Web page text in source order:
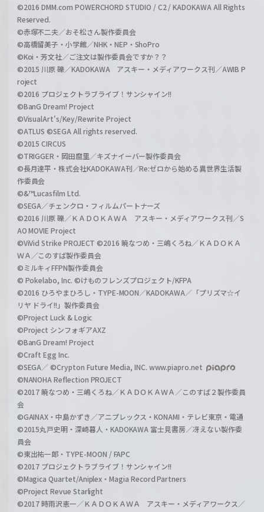
©2016 DMM.com POWERCHORD STUDIO / C2 / KADOKAWA All Rights
Reserved.
©赤塚不二夫／おそ松さん製作委員会
©高橋留美子・小学館／NHK・NEP・ShoPro
©Koi・芳文社／ご注文は製作委員会ですか？？
©2015 川原 礫／KADOKAWA アスキー・メディアワークス刊／AWIB P
roject
©2016 プロジェクトラブライブ！サンシャイン!!
©BanG Dream! Project
©VisualArt's/Key/Rewrite Project
©ATLUS ©SEGA All rights reserved.
©2015 CIRCUS
©TRIGGER・岡田麿里／キズナイーバー製作委員会
©長月達平・株式会社KADOKAWA刊／Re:ゼロから始める異世界生活製
作委員会
©&™Lucasfilm Ltd.
©SEGA／チェンクロ・フィルムパートナーズ
©2016 川原 礫／ＫＡＤＯＫＡＷＡ アスキー・メディアワークス刊／S
AO MOVIE Project
©ViVid Strike PROJECT ©2016 暁なつめ・三嶋くろね／ＫＡＤＯＫＡ
ＷＡ／このすば製作委員会
©ミルキィFFPN製作委員会
© Pokelabo, Inc. ©けものフレンズプロジェクト/KFPA
©2016 ひろやまひろし・TYPE-MOON／KADOKAWA／「プリズマ☆イ
リヤ ドライ!!」製作委員会
©Project Luck & Logic
©Project シンフォギアAXZ
©BanG Dream! Project
©Craft Egg Inc.
©SEGA／ ©Crypton Future Media, INC. www.piapro.net
©NANOHA Reflection PROJECT
©2017 暁なつめ・三嶋くろね／ＫＡＤＯＫＡＷＡ／このすば２製作委員
会
©GAINAX・中島かずき／アニプレックス・KONAMI・テレビ東京・電通
©2015丸戸史明・深崎暮人・KADOKAWA 富士見書房／冴えない製作委
員会
©東出祐一郎・TYPE-MOON / FAPC
©2017 プロジェクトラブライブ！サンシャイン!!
©Magica Quartet/Aniplex・Magia Record Partners
©Project Revue Starlight
©2017 時雨沢恵一／ＫＡＤＯＫＡＷＡ アスキー・メディアワークス／